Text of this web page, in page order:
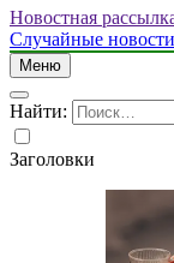
Новостная
Случайные новости
Меню
Найти:
Заголовки